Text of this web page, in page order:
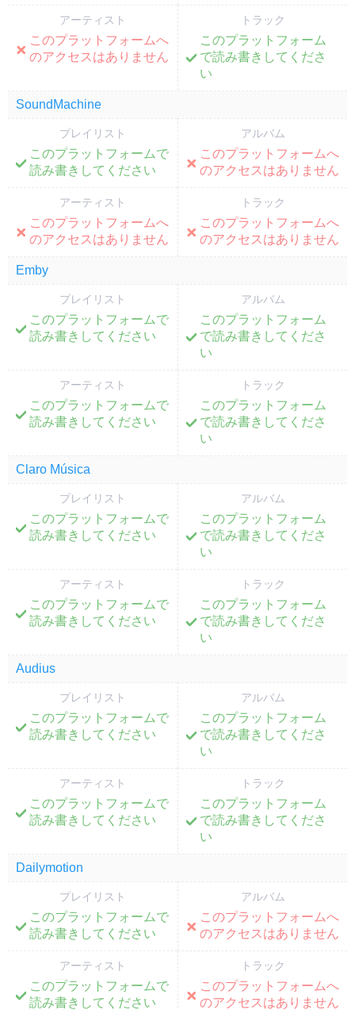
アーティスト
;
このプラットフォームへ
のアクセスはありません
トラック
;
このプラットフォーム
で読み書きしてくださ
い
SoundMachine
プレイリスト
;
このプラットフォームで
読み書きしてください
アルバム
;
このプラットフォームへ
のアクセスはありません
アーティスト
;
このプラットフォームへ
のアクセスはありません
トラック
;
このプラットフォームへ
のアクセスはありません
Emby
プレイリスト
;
このプラットフォームで
読み書きしてください
アルバム
;
このプラットフォーム
で読み書きしてくださ
い
アーティスト
;
このプラットフォームで
読み書きしてください
トラック
;
このプラットフォーム
で読み書きしてくださ
い
Claro Música
プレイリスト
;
このプラットフォームで
読み書きしてください
アルバム
;
このプラットフォーム
で読み書きしてくださ
い
アーティスト
;
このプラットフォームで
読み書きしてください
トラック
;
このプラットフォーム
で読み書きしてくださ
い
Audius
プレイリスト
;
このプラットフォームで
読み書きしてください
アルバム
;
このプラットフォーム
で読み書きしてくださ
い
アーティスト
;
このプラットフォームで
読み書きしてください
トラック
;
このプラットフォーム
で読み書きしてくださ
い
Dailymotion
プレイリスト
;
このプラットフォームで
読み書きしてください
アルバム
;
このプラットフォームへ
のアクセスはありません
アーティスト
;
このプラットフォームで
読み書きしてください
トラック
;
このプラットフォームへ
のアクセスはありません